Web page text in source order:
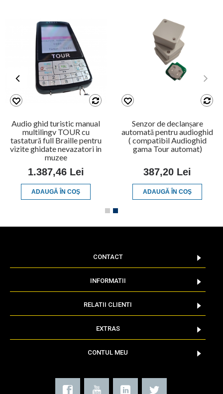
Audio ghid turistic manual
multilingv TOUR cu
tastatură full Braille pentru
vizite ghidate nevazatori in
muzee
1.387,46 Lei
ADAUGĂ ÎN COŞ
Senzor de declanșare
automată pentru audioghid
( compatibil Audioghid
gama Tour automat)
387,20 Lei
ADAUGĂ ÎN COŞ
CONTACT
INFORMATII
RELATII CLIENTI
EXTRAS
CONTUL MEU